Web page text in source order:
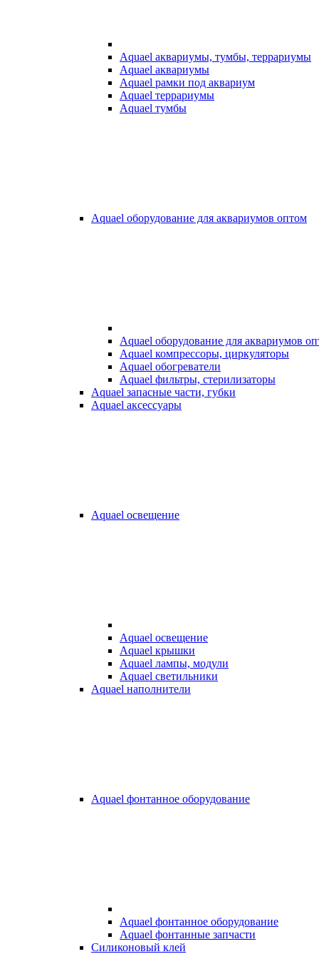
Aquael аквариумы, тумбы, террариумы
Aquael аквариумы
Aquael рамки под аквариум
Aquael террариумы
Aquael тумбы
Aquael оборудование для аквариумов оптом
Aquael оборудование для аквариумов
Aquael компрессоры, циркуляторы
Aquael обогреватели
Aquael фильтры, стерилизаторы
Aquael запасные части, губки
Aquael аксессуары
Aquael освещение
Aquael освещение
Aquael крышки
Aquael лампы, модули
Aquael светильники
Aquael наполнители
Aquael фонтанное оборудование
Aquael фонтанное оборудование
Aquael фонтанные запчасти
Силиконовый клей